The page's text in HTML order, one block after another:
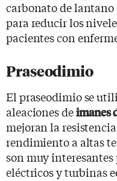
carbonato de lantano
para reducir los
pacientes con
Praseodimio
El praseodimio se
aleaciones deimanes
mejoran la
rendimiento a altas
son muy interesantes
eléctricos y turbinas